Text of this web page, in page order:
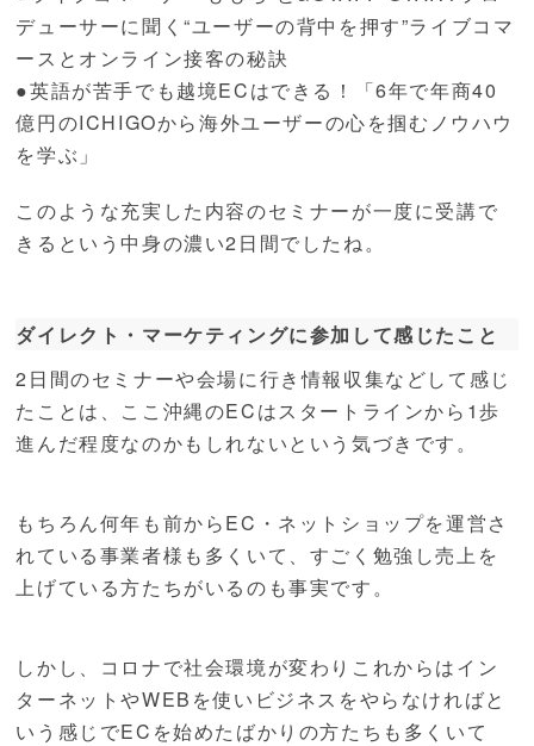
デューサーに聞く“ユーザーの背中を押す”ライブコマ
ースとオンライン接客の秘訣
●英語が苦手でも越境ECはできる！「6年で年商40
億円のICHIGOから海外ユーザーの心を掴むノウハウ
を学ぶ」
このような充実した内容のセミナーが一度に受講で
きるという中身の濃い2日間でしたね。
ダイレクト・マーケティングに参加して感じたこと
2日間のセミナーや会場に行き情報収集などして感じ
たことは、ここ沖縄のECはスタートラインから1歩
進んだ程度なのかもしれないという気づきです。
もちろん何年も前からEC・ネットショップを運営さ
れている事業者様も多くいて、すごく勉強し売上を
上げている方たちがいるのも事実です。
しかし、コロナで社会環境が変わりこれからはイン
ターネットやWEBを使いビジネスをやらなければと
いう感じでECを始めたばかりの方たちも多くいて